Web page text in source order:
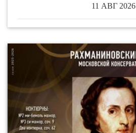
11 АВГ 2026